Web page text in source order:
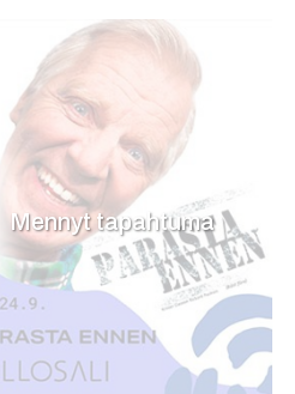
Mennyt tapahtuma